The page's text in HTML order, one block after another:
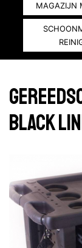
MAGAZIJN
black